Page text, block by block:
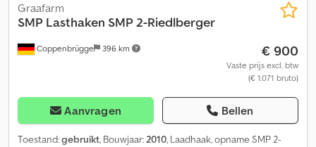
Coppenbrügge 396 km
Graafarm
SMP Lasthaken SMP 2-Riedlberger
€ 900
Vaste prijs excl. btw
(€ 1.071 bruto)
Aanvragen Bellen
Toestand:gebruikt, Bouwjaar:2010, Laadhaak, opname SMP 2-